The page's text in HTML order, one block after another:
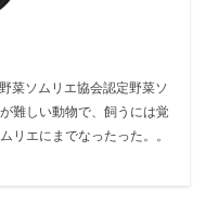
菜ソムリエ協会認定野菜ソ
難しい動物で、飼うには覚
リエにまでなったった。。